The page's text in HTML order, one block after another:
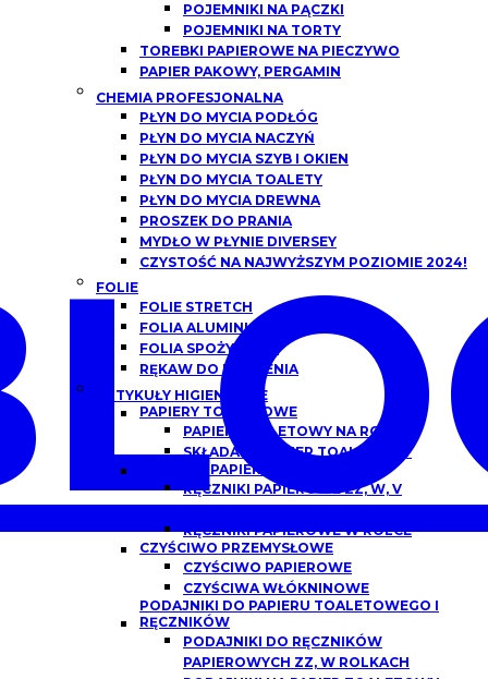
POJEMNIKI NA PĄCZKI
POJEMNIKI NA TORTY
TOREBKI PAPIEROWE NA PIECZYWO
PAPIER PAKOWY, PERGAMIN
CHEMIA PROFESJONALNA
PŁYN DO MYCIA PODŁÓG
PŁYN DO MYCIA NACZYŃ
PŁYN DO MYCIA SZYB I OKIEN
PŁYN DO MYCIA TOALETY
PŁYN DO MYCIA DREWNA
PROSZEK DO PRANIA
MYDŁO W PŁYNIE DIVERSEY
CZYSTOŚĆ NA NAJWYŻSZYM POZIOMIE 2024!
FOLIE
FOLIE STRETCH
FOLIA ALUMINIOWA
FOLIA SPOŻYWCZA
RĘKAW DO PIECZENIA
ARTYKUŁY HIGIENICZNE
PAPIERY TOALETOWE
PAPIER TOALETOWY NA ROLCE
SKŁADANY PAPIER TOALETOWY
RĘCZNIKI PAPIEROWE
RĘCZNIKI PAPIEROWE ZZ, W, V
SKŁADANE
RĘCZNIKI PAPIEROWE W ROLCE
CZYŚCIWO PRZEMYSŁOWE
CZYŚCIWO PAPIEROWE
CZYŚCIWA WŁÓKNINOWE
PODAJNIKI DO PAPIERU TOALETOWEGO I
RĘCZNIKÓW
PODAJNIKI DO RĘCZNIKÓW
PAPIEROWYCH ZZ, W ROLKACH